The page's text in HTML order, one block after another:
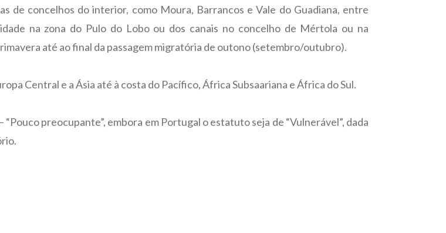
de concelhos do interior, como Moura, Barrancos e Vale do Guadiana, entre
na zona do Pulo do Lobo ou dos canais no concelho de Mértola ou na
até ao final da passagem migratória de outono (setembro/outubro).
Central e a Ásia até à costa do Pacífico, África Subsaariana e África do Sul.
“Pouco preocupante”, embora em Portugal o estatuto seja de “Vulnerável”, dada